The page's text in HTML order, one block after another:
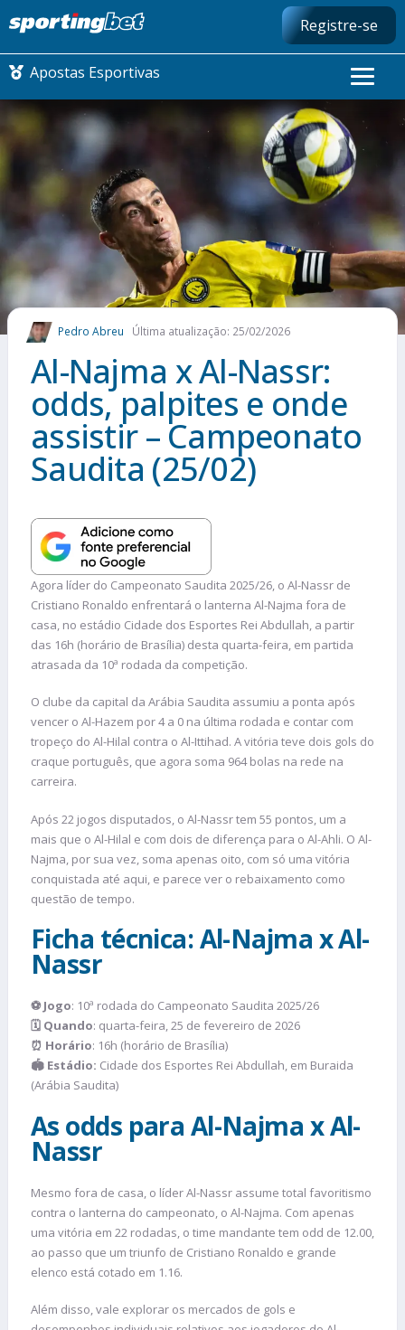
Registre-se
Apostas Esportivas
CONMEBOL LIBERTADORES
FUTEBOL NACIONAL
FUTEBOL INTERNACIONAL
COMO APOSTAR
MAIS ESPORTES
Pedro Abreu Última atualização: 25/02/2026
Al-Najma x Al-Nassr:
odds, palpites e onde
assistir – Campeonato
Saudita (25/02)
Agora líder do Campeonato Saudita 2025/26, o Al-Nassr de
Cristiano Ronaldo enfrentará o lanterna Al-Najma fora de
casa, no estádio Cidade dos Esportes Rei Abdullah, a partir
das 16h (horário de Brasília) desta quarta-feira, em partida
atrasada da 10ª rodada da competição.
O clube da capital da Arábia Saudita assumiu a ponta após
vencer o Al-Hazem por 4 a 0 na última rodada e contar com
tropeço do Al-Hilal contra o Al-Ittihad. A vitória teve dois gols do
craque português, que agora soma 964 bolas na rede na
carreira.
Após 22 jogos disputados, o Al-Nassr tem 55 pontos, um a
mais que o Al-Hilal e com dois de diferença para o Al-Ahli. O Al-
Najma, por sua vez, soma apenas oito, com só uma vitória
conquistada até aqui, e parece ver o rebaixamento como
questão de tempo.
Ficha técnica: Al-Najma x Al-
Nassr
⚽ Jogo: 10ª rodada do Campeonato Saudita 2025/26
🗓️ Quando: quarta-feira, 25 de fevereiro de 2026
⏰ Horário: 16h (horário de Brasília)
🏟️ Estádio: Cidade dos Esportes Rei Abdullah, em Buraida
(Arábia Saudita)
As odds para Al-Najma x Al-
Nassr
Mesmo fora de casa, o líder Al-Nassr assume total favoritismo
contra o lanterna do campeonato, o Al-Najma. Com apenas
uma vitória em 22 rodadas, o time mandante tem odd de 12.00,
ao passo que um triunfo de Cristiano Ronaldo e grande
elenco está cotado em 1.16.
Além disso, vale explorar os mercados de gols e